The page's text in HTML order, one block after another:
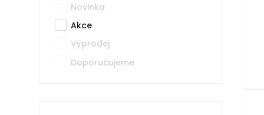
Novinka
Akce
Výprodej
Doporučujeme